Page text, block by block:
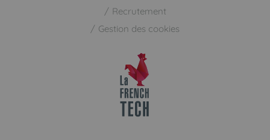
Recrutement
Gestion des cookies